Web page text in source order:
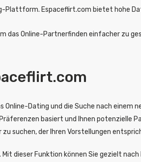
Espaceflirt.com bietet hohe
das Online-Partnerfinden einfacher zu
Dating und die Suche nach einem
basiert und Ihnen potenzielle
suchen, der Ihren Vorstellungen
dieser Funktion können Sie gezielt